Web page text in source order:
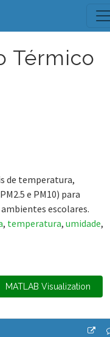
Térmico
de temperatura,
e PM10) para
escolares.
, temperatura, umidade,
MATLAB Visualization